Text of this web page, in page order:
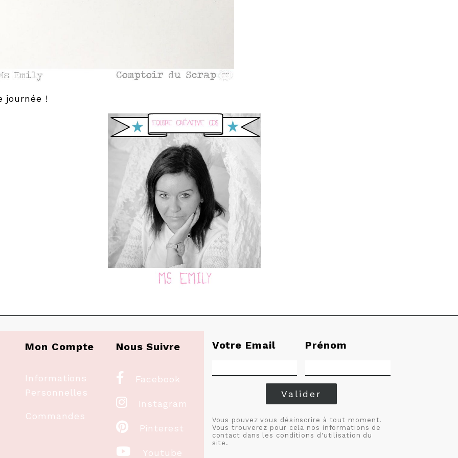
journée !
Mon Compte
Informations
Personnelles
Commandes
Nous Suivre
 Facebook
 Instagram
 Pinterest
 Youtube
Votre Email Prénom
Valider
Vous pouvez vous désinscrire à tout moment.
Vous trouverez pour cela nos informations de
contact dans les conditions d'utilisation du
site.